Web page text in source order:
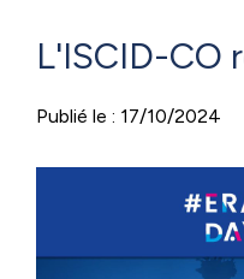
L'ISCID-CO
Publié le : 17/10/2024